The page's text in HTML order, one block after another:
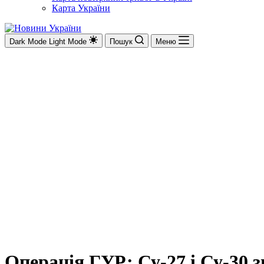
Карта України
Dark Mode Light Mode Пошук Меню